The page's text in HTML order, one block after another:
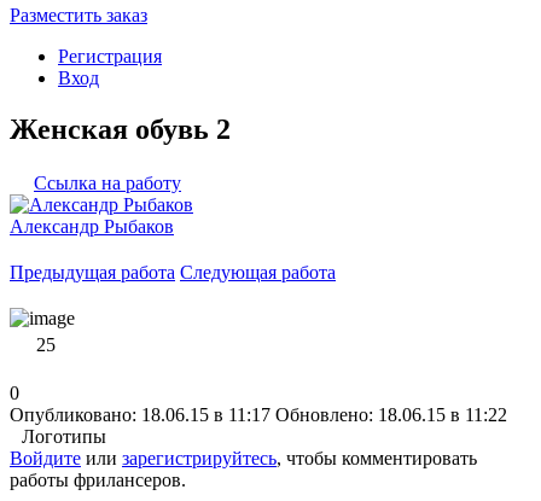
Разместить заказ
Регистрация
Вход
Женская обувь 2
Ссылка на работу
Александр Рыбаков
Предыдущая работа Следующая работа
25
0
Опубликовано: 18.06.15 в 11:17 Обновлено: 18.06.15 в 11:22
Логотипы
Войдите или зарегистрируйтесь, чтобы комментировать
работы фрилансеров.